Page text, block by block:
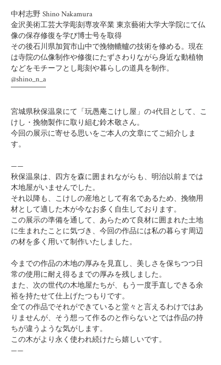
中村志野 Shino Nakamura
金沢美術工芸大学彫刻専攻卒業 東京藝術大学大学院にて仏
像の保存修復を学び博士号を取得
その後石川県加賀市山中で挽物轆轤の技術を修める。現在
は寺院の仏像制作や修復にたずさわりながら身近な動植物
などをモチーフとし彫刻や暮らしの道具を制作。
@shino_n_a
宮城県秋保温泉にて「玩愚庵こけし屋」の4代目として、こ
けし・挽物製作に取り組む鈴木敬さん。
今回の展示に寄せる思いをご本人の文章にてご紹介しま
す。
——
秋保温泉は、四方を森に囲まれながらも、明治以前までは
木地屋がいませんでした。
それ以降も、こけしの産地として有名であるため、挽物用
材として適した木が今なお多く自生しております。
この展示の準備を通して、あらためて良材に囲まれた土地
に生まれたことに気づき、今回の作品には私の暮らす周辺
の材を多く用いて制作いたしました。
今までの作品の木地の厚みを見直し、美しさを保ちつつ日
常の使用に耐え得るまでの厚みを残しました。
また、次の世代の木地屋たちが、もう一度手直しできる余
裕を持たせて仕上げたつもりです。
全ての作品でそれができていると堂々と言えるわけではあ
りませんが、そう想って作るのと作らないとでは作品の持
ちが違うような気がします。
この木がより永く使われ続けたら嬉しいです。
——